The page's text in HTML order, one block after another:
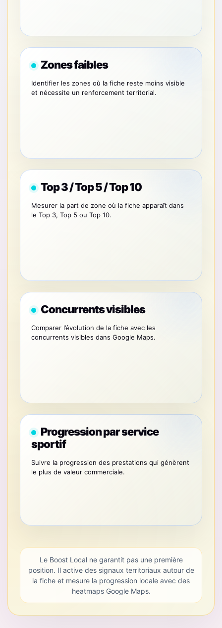
Zones faibles
Identifier les zones où la fiche reste moins visible
et nécessite un renforcement territorial.
Top 3 / Top 5 / Top 10
Mesurer la part de zone où la fiche apparaît dans
le Top 3, Top 5 ou Top 10.
Concurrents visibles
Comparer l’évolution de la fiche avec les
concurrents visibles dans Google Maps.
Progression par service
sportif
Suivre la progression des prestations qui génèrent
le plus de valeur commerciale.
Le Boost Local ne garantit pas une première
position. Il active des signaux territoriaux autour de
la fiche et mesure la progression locale avec des
heatmaps Google Maps.